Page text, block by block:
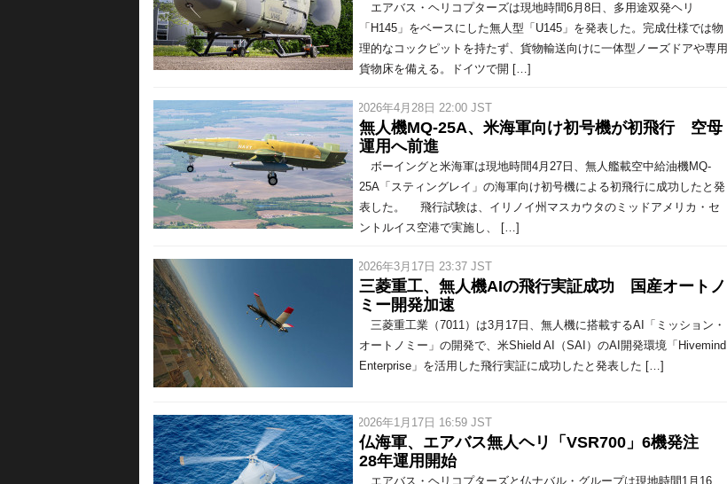
エアバス・ヘリコプターズは現地時間6月8日、多用途双発ヘリ
「H145」をベースにした無人型「U145」を発表した。完成仕様では物
理的なコックピットを持たず、貨物輸送向けに一体型ノーズドアや専用
貨物床を備える。ドイツで開 […]
/ 2026年4月28日 22:00 JST
無人機MQ-25A、米海軍向け初号機が初飛行 空母
運用へ前進
ボーイングと米海軍は現地時間4月27日、無人艦載空中給油機MQ-
25A「スティングレイ」の海軍向け初号機による初飛行に成功したと発
表した。 飛行試験は、イリノイ州マスカウタのミッドアメリカ・セ
ントルイス空港で実施し、 […]
/ 2026年3月17日 23:37 JST
三菱重工、無人機AIの飛行実証成功 国産オートノ
ミー開発加速
三菱重工業（7011）は3月17日、無人機に搭載するAI「ミッション・
オートノミー」の開発で、米Shield AI（SAI）のAI開発環境「Hivemind
Enterprise」を活用した飛行実証に成功したと発表した […]
/ 2026年1月17日 16:59 JST
仏海軍、エアバス無人ヘリ「VSR700」6機発注
28年運用開始
エアバス・ヘリコプターズと仏ナバル・グループは現地時間1月16